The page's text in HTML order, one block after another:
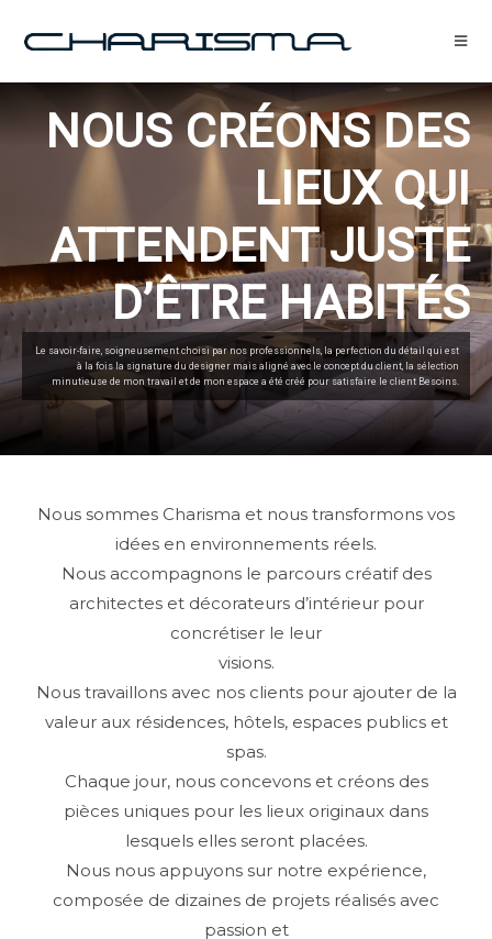
NOUS CRÉONS DES
LIEUX QUI
ATTENDENT JUSTE
D’ÊTRE HABITÉS
Le savoir-faire, soigneusement choisi par nos professionnels, la perfection du détail qui est
à la fois la signature du designer mais aligné avec le concept du client, la sélection
minutieuse de mon travail et de mon espace a été créé pour satisfaire le client Besoins.
Nous sommes Charisma et nous transformons vos
idées en environnements réels.
Nous accompagnons le parcours créatif des
architectes et décorateurs d’intérieur pour
concrétiser le leur
visions.
Nous travaillons avec nos clients pour ajouter de la
valeur aux résidences, hôtels, espaces publics et
spas.
Chaque jour, nous concevons et créons des
pièces uniques pour les lieux originaux dans
lesquels elles seront placées.
Nous nous appuyons sur notre expérience,
composée de dizaines de projets réalisés avec
passion et